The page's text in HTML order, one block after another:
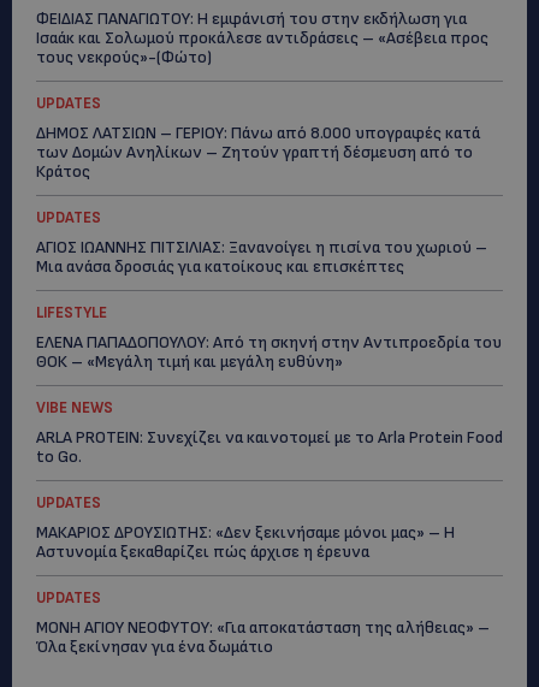
ΦΕΙΔΙΑΣ ΠΑΝΑΓΙΩΤΟΥ: Η εμφάνισή του στην εκδήλωση για
Ισαάκ και Σολωμού προκάλεσε αντιδράσεις – «Ασέβεια προς
τους νεκρούς»-(Φώτο)
UPDATES
ΔΗΜΟΣ ΛΑΤΣΙΩΝ – ΓΕΡΙΟΥ: Πάνω από 8.000 υπογραφές κατά
των Δομών Ανηλίκων – Ζητούν γραπτή δέσμευση από το
Κράτος
UPDATES
ΑΓΙΟΣ ΙΩΑΝΝΗΣ ΠΙΤΣΙΛΙΑΣ: Ξανανοίγει η πισίνα του χωριού –
Μια ανάσα δροσιάς για κατοίκους και επισκέπτες
LIFESTYLE
ΕΛΕΝΑ ΠΑΠΑΔΟΠΟΥΛΟΥ: Από τη σκηνή στην Αντιπροεδρία του
ΘΟΚ – «Μεγάλη τιμή και μεγάλη ευθύνη»
VIBE NEWS
ARLA PROTEIN: Συνεχίζει να καινοτομεί με το Arla Protein Food
to Go.
UPDATES
ΜΑΚΑΡΙΟΣ ΔΡΟΥΣΙΩΤΗΣ: «Δεν ξεκινήσαμε μόνοι μας» – Η
Αστυνομία ξεκαθαρίζει πώς άρχισε η έρευνα
UPDATES
ΜΟΝΗ ΑΓΙΟΥ ΝΕΟΦΥΤΟΥ: «Για αποκατάσταση της αλήθειας» –
Όλα ξεκίνησαν για ένα δωμάτιο